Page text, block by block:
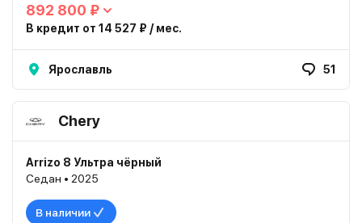
892 800 ₽
В кредит от 14 527 ₽ / мес.
Ярославль 51
Chery
Arrizo 8 Ультра чёрный
Седан • 2025
В наличии